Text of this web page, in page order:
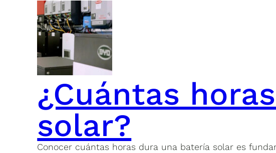
¿Cuántas
solar?
Conocer cuántas horas dura una batería solar es